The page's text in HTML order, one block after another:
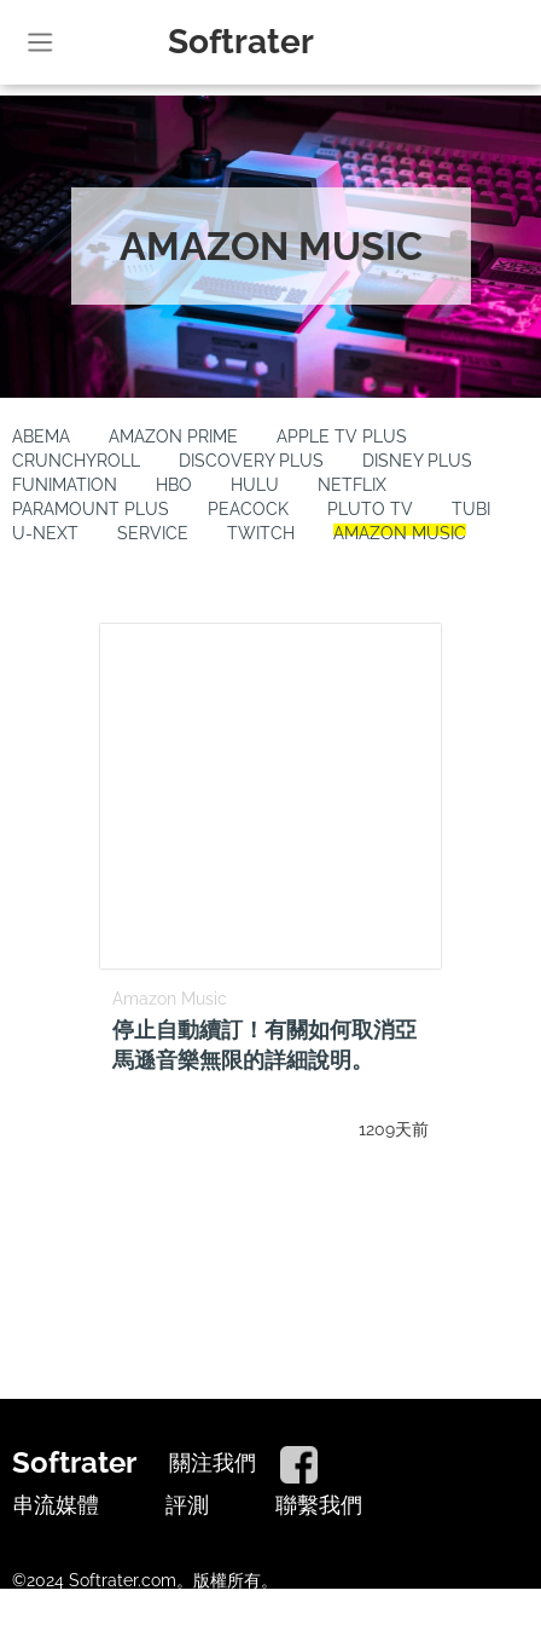
Softrater
AMAZON MUSIC
ABEMA AMAZON PRIME
APPLE TV PLUS
CRUNCHYROLL
DISCOVERY PLUS
DISNEY PLUS
FUNIMATION
HBO HULU
NETFLIX
PARAMOUNT PLUS
PEACOCK PLUTO TV
TUBI
U-NEXT
SERVICE TWITCH AMAZON MUSIC
Amazon Music
停止自動續訂！有關如何取消亞
馬遜音樂無限的詳細說明。
1209天前
Softrater
關注我們
串流媒體
評測 聯繫我們
©2024 Softrater.com。版權所有。